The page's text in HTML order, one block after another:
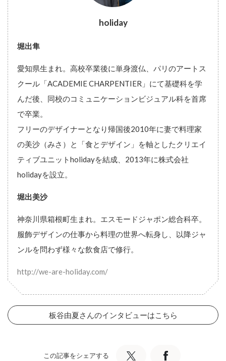
holiday
堀出隼
愛知県生まれ。高校卒業後に単身渡仏、パリのアートス
クール「ACADEMIE CHARPENTIER」にて基礎科を学
んだ後、同校のコミュニケーションビジュアル科を首席
で卒業。
フリーのデザイナーとなり帰国後2010年に妻で料理家
の美沙（みさ）と「食とデザイン」を軸としたクリエイ
ティブユニットholidayを結成、2013年に株式会社
holidayを設立。
堀出美沙
神奈川県箱根町生まれ。エスモードジャポン総合科卒。
服飾デザインの仕事から料理の世界へ転身し、以降ジャ
ンルを問わず様々な飲食店で修行。
http://we-are-holiday.com/
板谷由夏さんのインタビューはこちら
この記事をシェアする